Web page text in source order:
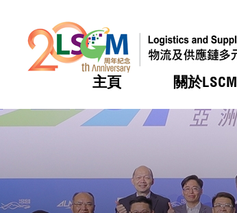
主頁 關於LSCM
熱門
熱門
熱門
熱門
熱門